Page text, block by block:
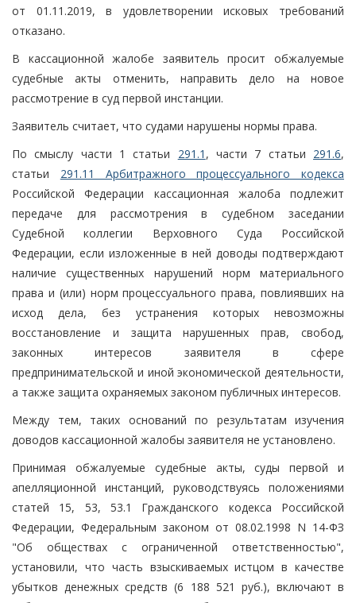
от 01.11.2019, в удовлетворении исковых требований
отказано.
В кассационной жалобе заявитель просит обжалуемые
судебные акты отменить, направить дело на новое
рассмотрение в суд первой инстанции.
Заявитель считает, что судами нарушены нормы права.
По смыслу части 1 статьи 291.1 , части 7 статьи 291.6,
статьи 291.11 Арбитражного процессуального кодекса
Российской Федерации кассационная жалоба подлежит
передаче для рассмотрения в судебном заседании
Судебной коллегии Верховного Суда Российской
Федерации, если изложенные в ней доводы подтверждают
наличие существенных нарушений норм материального
права и (или) норм процессуального права, повлиявших на
исход дела, без устранения которых невозможны
восстановление и защита нарушенных прав, свобод,
законных интересов заявителя в сфере
предпринимательской и иной экономической деятельности,
а также защита охраняемых законом публичных интересов.
Между тем, таких оснований по результатам изучения
доводов кассационной жалобы заявителя не установлено.
Принимая обжалуемые судебные акты, суды первой и
апелляционной инстанций, руководствуясь положениями
статей 15, 53, 53.1 Гражданского кодекса Российской
Федерации, Федеральным законом от 08.02.1998 N 14-ФЗ
"Об обществах с ограниченной ответственностью",
установили, что часть взыскиваемых истцом в качестве
убытков денежных средств (6 188 521 руб.), включают в